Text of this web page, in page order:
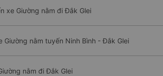
xe Giường nằm đi Đắk Glei
Giường nằm tuyến Ninh Bình - Đắk Glei
nằm đi Đắk Glei